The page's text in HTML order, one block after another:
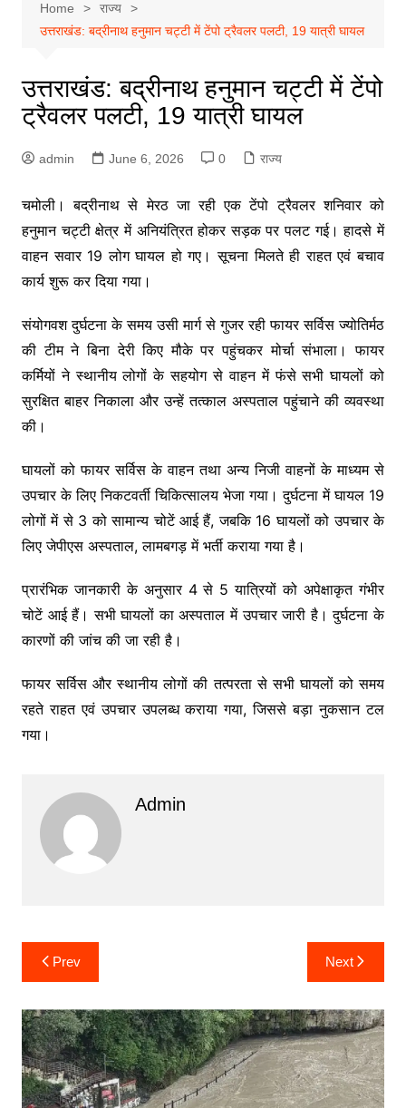
Home
राज्य
उत्तराखंड: बद्रीनाथ हनुमान चट्टी में टेंपो ट्रैवलर पलटी, 19 यात्री घायल
उत्तराखंड: बद्रीनाथ हनुमान चट्टी में टेंपो
ट्रैवलर पलटी, 19 यात्री घायल
admin June 6, 2026 0 राज्य
चमोली। बद्रीनाथ से मेरठ जा रही एक टेंपो ट्रैवलर शनिवार को
हनुमान चट्टी क्षेत्र में अनियंत्रित होकर सड़क पर पलट गई। हादसे में
वाहन सवार 19 लोग घायल हो गए। सूचना मिलते ही राहत एवं बचाव
कार्य शुरू कर दिया गया।
संयोगवश दुर्घटना के समय उसी मार्ग से गुजर रही फायर सर्विस ज्योतिर्मठ
की टीम ने बिना देरी किए मौके पर पहुंचकर मोर्चा संभाला। फायर
कर्मियों ने स्थानीय लोगों के सहयोग से वाहन में फंसे सभी घायलों को
सुरक्षित बाहर निकाला और उन्हें तत्काल अस्पताल पहुंचाने की व्यवस्था
की।
घायलों को फायर सर्विस के वाहन तथा अन्य निजी वाहनों के माध्यम से
उपचार के लिए निकटवर्ती चिकित्सालय भेजा गया। दुर्घटना में घायल 19
लोगों में से 3 को सामान्य चोटें आई हैं, जबकि 16 घायलों को उपचार के
लिए जेपीएस अस्पताल, लामबगड़ में भर्ती कराया गया है।
प्रारंभिक जानकारी के अनुसार 4 से 5 यात्रियों को अपेक्षाकृत गंभीर
चोटें आई हैं। सभी घायलों का अस्पताल में उपचार जारी है। दुर्घटना के
कारणों की जांच की जा रही है।
फायर सर्विस और स्थानीय लोगों की तत्परता से सभी घायलों को समय
रहते राहत एवं उपचार उपलब्ध कराया गया, जिससे बड़ा नुकसान टल
गया।
Admin
Post
navigation
Prev Next